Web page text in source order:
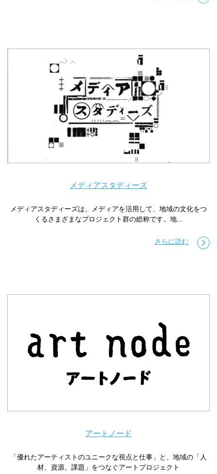
メディアスタディーズ
メディアスタディーズは、メディアを活用して、地域の文化をつ
くるさまざまなプロジェクト群の総称です。地...
さらに読む
アートノード
「優れたアーティストのユニークな視点と仕事」と、地域の「人
材、資源、課題」をつなぐアートプロジェクト